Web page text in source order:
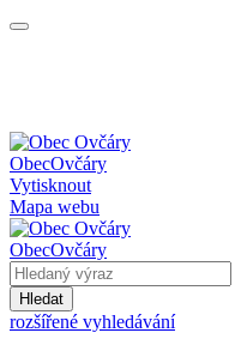
ObecOvčáry
Vytisknout
Mapa webu
ObecOvčáry
Hledat
rozšířené vyhledávání